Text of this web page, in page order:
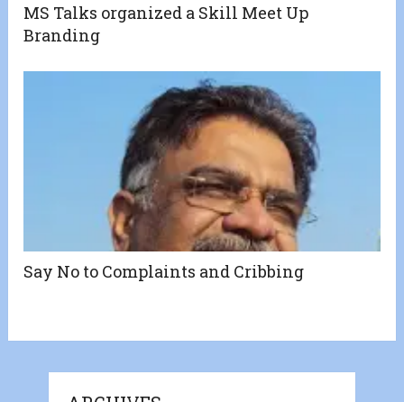
MS Talks organized a Skill Meet Up
Branding
Say No to Complaints and Cribbing